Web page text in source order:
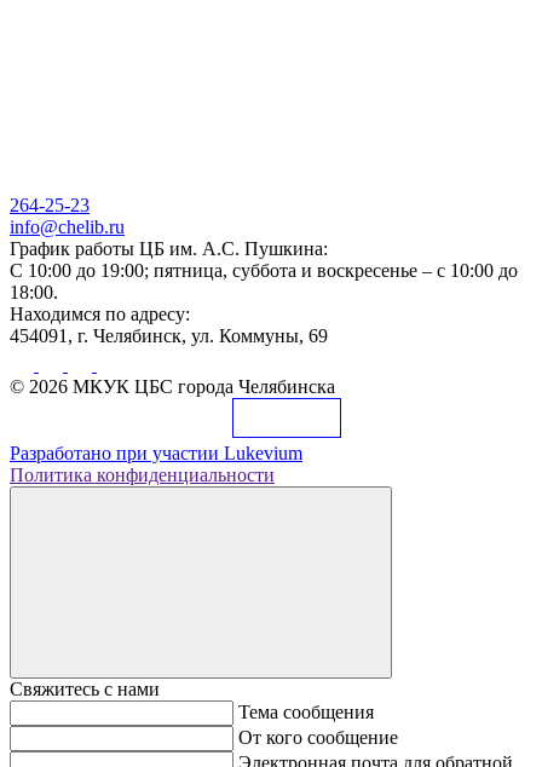
264-25-23
info@chelib.ru
График работы ЦБ им. А.С. Пушкина:
С 10:00 до 19:00; пятница, суббота и воскресенье – с 10:00 до
18:00.
Находимся по адресу:
454091, г. Челябинск, ул. Коммуны, 69
© 2026 МКУК ЦБС города Челябинска
Разработано при участии Lukevium
Политика конфиденциальности
Свяжитесь с нами
Тема сообщения
От кого сообщение